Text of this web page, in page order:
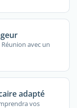
avec un
adapté
vos